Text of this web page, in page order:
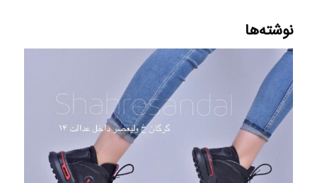
نوشته‌ها